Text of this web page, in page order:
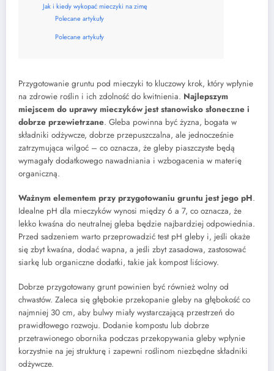
Jak i kiedy wykopać mieczyki na zimę
Polecane artykuły
Polecane artykuły
Przygotowanie gruntu pod mieczyki to kluczowy krok, który wpłynie
na zdrowie roślin i ich zdolność do kwitnienia. Najlepszym
miejscem do uprawy mieczyków jest stanowisko słoneczne i
dobrze przewietrzane. Gleba powinna być żyzna, bogata w
składniki odżywcze, dobrze przepuszczalna, ale jednocześnie
zatrzymująca wilgoć – co oznacza, że gleby piaszczyste będą
wymagały dodatkowego nawadniania i wzbogacenia w materię
organiczną.
Ważnym elementem przy przygotowaniu gruntu jest jego pH.
Idealne pH dla mieczyków wynosi między 6 a 7, co oznacza, że
lekko kwaśna do neutralnej gleba będzie najbardziej odpowiednia.
Przed sadzeniem warto przeprowadzić test pH gleby i, jeśli okaże
się zbyt kwaśna, dodać wapna, a jeśli zbyt zasadowa, zastosować
siarkę lub organiczne dodatki, takie jak kompost liściowy.
Dobrze przygotowany grunt powinien być również wolny od
chwastów. Zaleca się głębokie przekopanie gleby na głębokość co
najmniej 30 cm, aby bulwy miały wystarczającą przestrzeń do
prawidłowego rozwoju. Dodanie kompostu lub dobrze
przetrawionego obornika podczas przekopywania gleby wpłynie
korzystnie na jej strukturę i zapewni roślinom niezbędne składniki
odżywcze.